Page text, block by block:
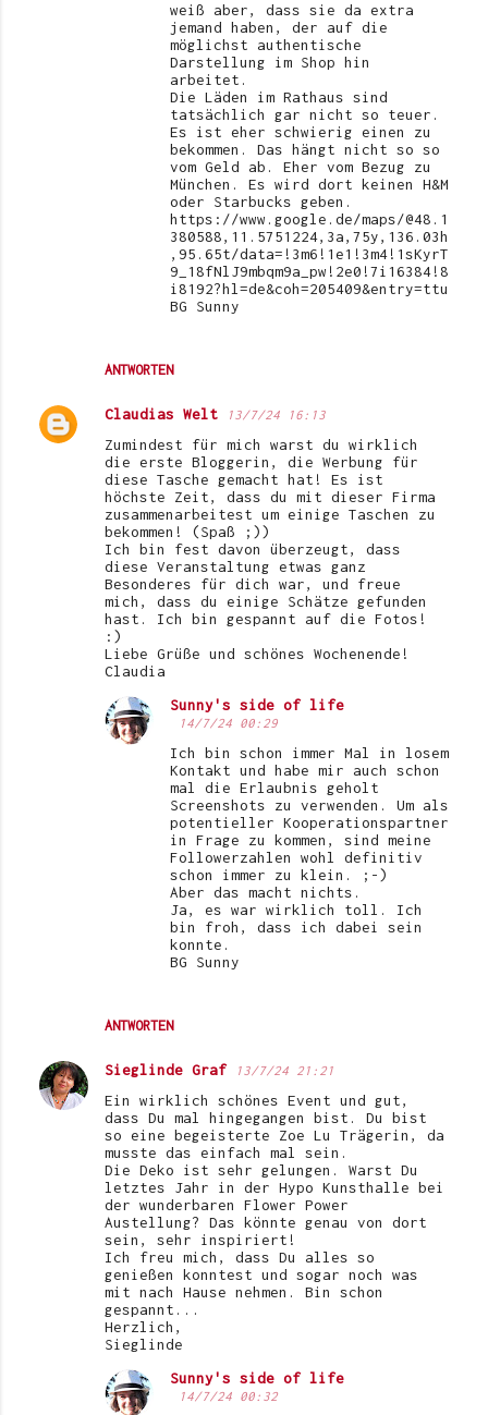
ANTWORTEN
weiß aber, dass sie da extra
jemand haben, der auf die
möglichst authentische
Darstellung im Shop hin
arbeitet.
Die Läden im Rathaus sind
tatsächlich gar nicht so teuer.
Es ist eher schwierig einen zu
bekommen. Das hängt nicht so so
vom Geld ab. Eher vom Bezug zu
München. Es wird dort keinen H&M
oder Starbucks geben.
https://www.google.de/maps/@48.1
380588,11.5751224,3a,75y,136.03h
,95.65t/data=!3m6!1e1!3m4!1sKyrT
9_18fNlJ9mbqm9a_pw!2e0!7i16384!8
i8192?hl=de&coh=205409&entry=ttu
BG Sunny
Claudias Welt 13/7/24 16:13
Zumindest für mich warst du wirklich
die erste Bloggerin, die Werbung für
diese Tasche gemacht hat! Es ist
höchste Zeit, dass du mit dieser Firma
zusammenarbeitest um einige Taschen zu
bekommen! (Spaß ;))
Ich bin fest davon überzeugt, dass
diese Veranstaltung etwas ganz
Besonderes für dich war, und freue
mich, dass du einige Schätze gefunden
hast. Ich bin gespannt auf die Fotos!
:)
Liebe Grüße und schönes Wochenende!
Claudia
ANTWORTEN
Sunny's side of life
14/7/24 00:29
Ich bin schon immer Mal in losem
Kontakt und habe mir auch schon
mal die Erlaubnis geholt
Screenshots zu verwenden. Um als
potentieller Kooperationspartner
in Frage zu kommen, sind meine
Followerzahlen wohl definitiv
schon immer zu klein. ;-)
Aber das macht nichts.
Ja, es war wirklich toll. Ich
bin froh, dass ich dabei sein
konnte.
BG Sunny
Sieglinde Graf 13/7/24 21:21
Ein wirklich schönes Event und gut,
dass Du mal hingegangen bist. Du bist
so eine begeisterte Zoe Lu Trägerin, da
musste das einfach mal sein.
Die Deko ist sehr gelungen. Warst Du
letztes Jahr in der Hypo Kunsthalle bei
der wunderbaren Flower Power
Austellung? Das könnte genau von dort
sein, sehr inspiriert!
Ich freu mich, dass Du alles so
genießen konntest und sogar noch was
mit nach Hause nehmen. Bin schon
gespannt...
Herzlich,
Sieglinde
Sunny's side of life
14/7/24 00:32